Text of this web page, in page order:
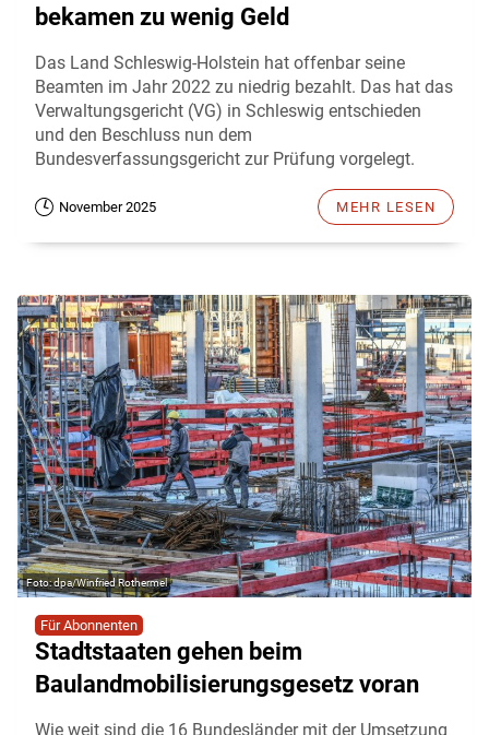
bekamen zu wenig Geld
Das Land Schleswig-Holstein hat offenbar seine
Beamten im Jahr 2022 zu niedrig bezahlt. Das hat das
Verwaltungsgericht (VG) in Schleswig entschieden
und den Beschluss nun dem
Bundesverfassungsgericht zur Prüfung vorgelegt.
November 2025 MEHR LESEN
dpa/Winfried Rothermel
Für Abonnenten
Stadtstaaten gehen beim
Baulandmobilisierungsgesetz voran
Wie weit sind die 16 Bundesländer mit der Umsetzung